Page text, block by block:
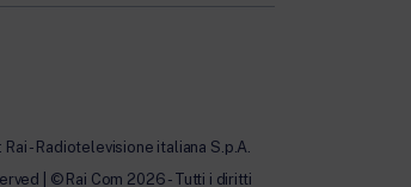
- Radiotelevisione italiana S.p.A.
| © Rai Com 2026 - Tutti i diritti